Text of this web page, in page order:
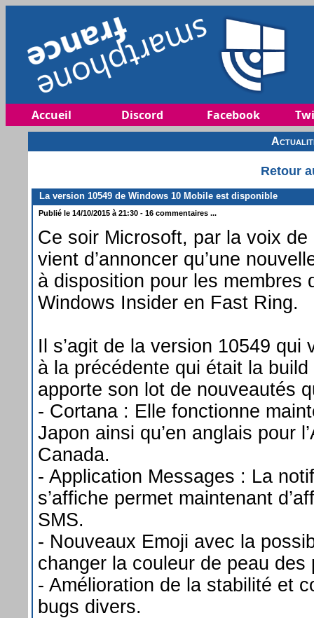
Accueil Discord Facebook
Retour
La version 10549 de Windows 10 Mobile est disponible
Publié le 14/10/2015 à 21:30 - 16 commentaires ...
Ce soir Microsoft, par la voix de
vient d’annoncer qu’une
à disposition pour les membres
Windows Insider en Fast Ring.
Il s’agit de la version 10549 qui
à la précédente qui était la
apporte son lot de nouveautés
- Cortana : Elle fonctionne
Japon ainsi qu’en anglais pour
Canada.
- Application Messages : La
s’affiche permet maintenant
SMS.
- Nouveaux Emoji avec la
changer la couleur de peau des
- Amélioration de la stabilité et
bugs divers.